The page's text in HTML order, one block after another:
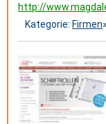
http://
Kategorie: Firmen»